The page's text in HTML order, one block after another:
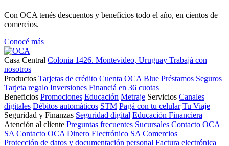
Con OCA tenés descuentos y beneficios todo el año, en cientos de
comercios.
Conocé más
Casa Central Colonia 1426. Montevideo, Uruguay Trabajá con
nosotros
Productos Tarjetas de crédito Cuenta OCA Blue Préstamos Seguros
Tarjeta regalo Inversiones Financiá en 36 cuotas
Beneficios Promociones Educación Metraje Servicios Canales
digitales Débitos automáticos STM Pagá con tu celular Tu Viaje
Seguridad y Finanzas Seguridad digital Educación Financiera
Atención al cliente Preguntas frecuentes Sucursales Contacto OCA
SA Contacto OCA Dinero Electrónico SA Comercios
Protección de datos y documentación personal Factura electrónica